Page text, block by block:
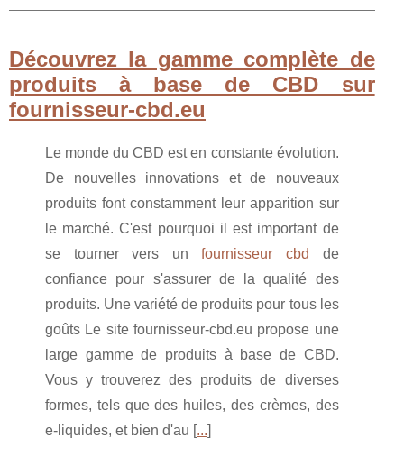
Découvrez la gamme complète de
produits à base de CBD sur
fournisseur-cbd.eu
Le monde du CBD est en constante évolution.
De nouvelles innovations et de nouveaux
produits font constamment leur apparition sur
le marché. C'est pourquoi il est important de
se tourner vers unfournisseur cbd
de
confiance pour s'assurer de la qualité des
produits. Une variété de produits pour tous les
goûts Le site fournisseur-cbd.eu propose une
large gamme de produits à base de CBD.
Vous y trouverez des produits de diverses
formes, tels que des huiles, des crèmes, des
e-liquides, et bien d'au [...]